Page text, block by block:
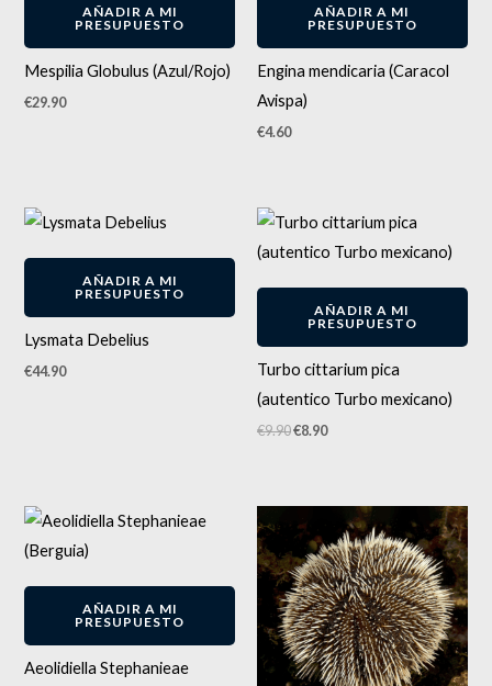
AÑADIR A MI
PRESUPUESTO
Mespilia Globulus (Azul/Rojo)
€29.90
AÑADIR A MI
PRESUPUESTO
Engina mendicaria (Caracol
Avispa)
€4.60
AÑADIR A MI
PRESUPUESTO
Lysmata Debelius
€44.90
-10%
AÑADIR A MI
PRESUPUESTO
Turbo cittarium pica
(autentico Turbo mexicano)
€9.90
El
precio
original
€9.90.
€8.90
El
precio
actual
€8.90.
AÑADIR A MI
PRESUPUESTO
Aeolidiella Stephanieae